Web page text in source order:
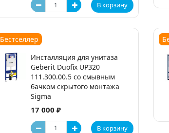
В корзину
Бестселлер
Инсталляция для унитаза
Geberit Duofix UP320
111.300.00.5 со смывным
бачком скрытого монтажа
Sigma
17 000 ₽
В корзину